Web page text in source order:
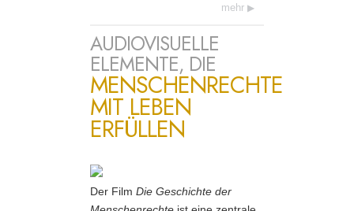
mehr
AUDIOVISUELLE
ELEMENTE, DIE
MENSCHENRECHTE
MIT LEBEN
ERFÜLLEN
Der Film Die Geschichte der